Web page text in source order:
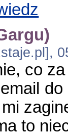
co
to